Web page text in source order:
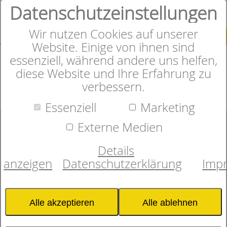
SUCHE
0
Datenschutzeinstellungen
Wir nutzen Cookies auf unserer
Website. Einige von ihnen sind
essenziell, während andere uns helfen,
diese Website und Ihre Erfahrung zu
verbessern.
Essenziell
Marketing
Externe Medien
Details
anzeigen
Datenschutzerklärung
Alle akzeptieren Alle ablehnen
Herzlich Willkommen im
Online-Shop
Sie sorgfältig ausgewählte
Matratzen, Bettwaren und
360° Ansicht aktivieren